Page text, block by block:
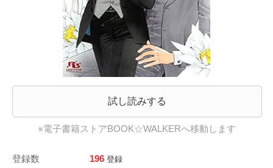
試し読みする
※電子書籍ストアBOOK☆WALKERへ移動します
登録数 196 登録